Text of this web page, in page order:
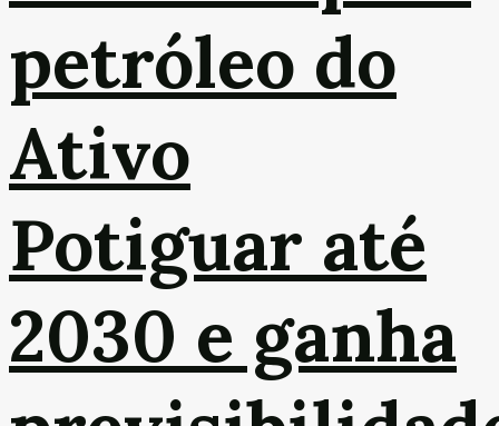
petróleo do
Ativo
Potiguar até
2030 e ganha